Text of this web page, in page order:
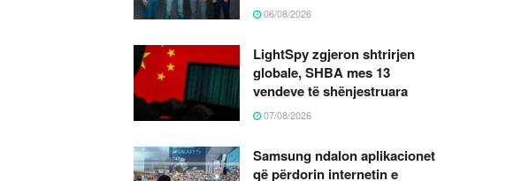
06/08/2026
LightSpy zgjeron shtrirjen
globale, SHBA mes 13
vendeve të shënjestruara
07/08/2026
Samsung ndalon aplikacionet
që përdorin internetin e